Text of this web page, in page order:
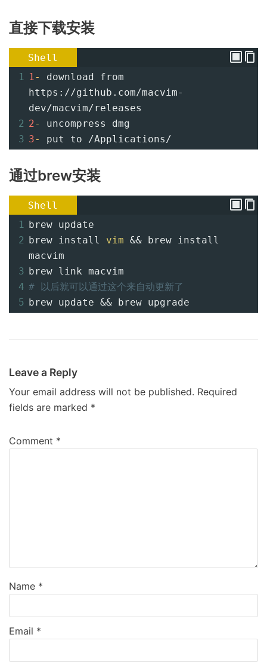
直接下载安装
Shell
1 1-
download from
https://github.com/macvim-
dev/macvim/releases
2 2-
uncompress dmg
3 3- put to /Applications/
通过brew安装
Shell
1
brew update
2 brew install vim && brew install
macvim
3 brew link macvim
4 # 以后就可以通过这个来自动更新了
5 brew update && brew upgrade
Leave a Reply
Your email address will not be published. Required
fields are marked *
Comment *
Name *
Email *